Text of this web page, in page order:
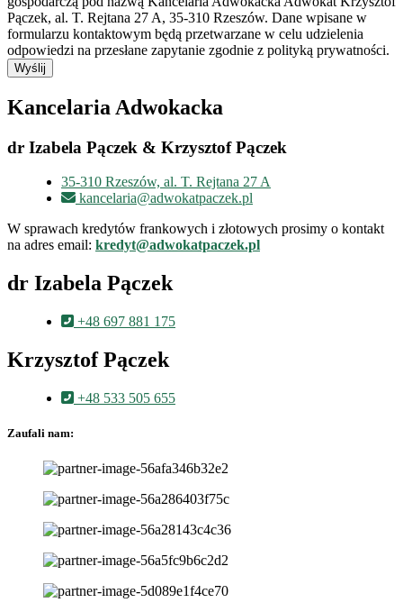
Pączek, al. T. Rejtana 27 A, 35-310 Rzeszów. Dane wpisane w
formularzu kontaktowym będą przetwarzane w celu udzielenia
odpowiedzi na przesłane zapytanie zgodnie z polityką prywatności.
Wyślij
Kancelaria Adwokacka
dr Izabela Pączek & Krzysztof Pączek
35-310 Rzeszów, al. T. Rejtana 27 A
kancelaria@adwokatpaczek.pl
W sprawach kredytów frankowych i złotowych prosimy o kontakt
na adres email: kredyt@adwokatpaczek.pl
dr Izabela Pączek
+48 697 881 175
Krzysztof Pączek
+48 533 505 655
Zaufali nam: